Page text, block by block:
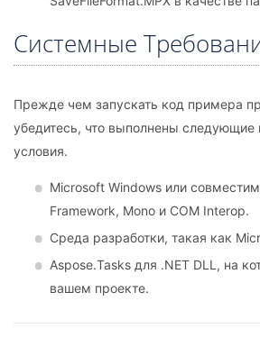
Системные
Прежде чем запускать код примера
убедитесь, что выполнены следующие
условия.
Microsoft Windows или
Framework, Mono и COM Interop.
Среда разработки, такая как
Aspose.Tasks для .NET DLL, на
вашем проекте.